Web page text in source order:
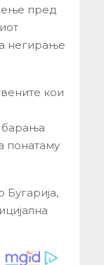
пред
негирање
кои
барања
понатаму